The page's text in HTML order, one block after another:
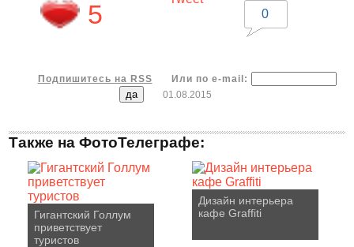
5
0
Подпишитесь на RSS
Или по e-mail:
01.08.2015
Также на ФотоТелеграфе:
Гигантский Голлум
приветствует
туристов
Дизайн интерьера
кафе Graffiti